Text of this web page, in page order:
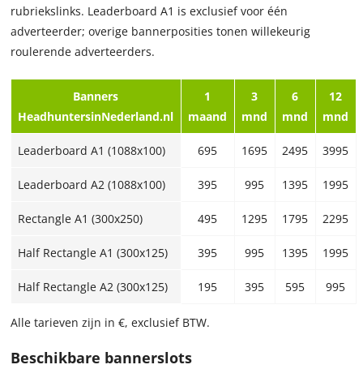
rubriekslinks. Leaderboard A1 is exclusief voor één
adverteerder; overige bannerposities tonen willekeurig
roulerende adverteerders.
Banners
HeadhuntersinNederland.nl
1
maand
3
mnd
6
mnd
12
mnd
Leaderboard A1 (1088x100) 695 1695 2495 3995
Leaderboard A2 (1088x100) 395 995 1395 1995
Rectangle A1 (300x250) 495 1295 1795 2295
Half Rectangle A1 (300x125) 395 995 1395 1995
Half Rectangle A2 (300x125) 195 395 595 995
Alle tarieven zijn in €, exclusief BTW.
Beschikbare bannerslots